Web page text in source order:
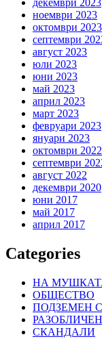
декември 2023
ноември 2023
октомври 2023
септември
август 2023
юли 2023
юни 2023
май 2023
април 2023
март 2023
февруари 2023
януари 2023
октомври 2022
септември
август 2022
декември 2020
юни 2017
май 2017
април 2017
Categories
НА
ОБЩЕСТВО
ПОДЗЕМЕН
СКАНДАЛИ